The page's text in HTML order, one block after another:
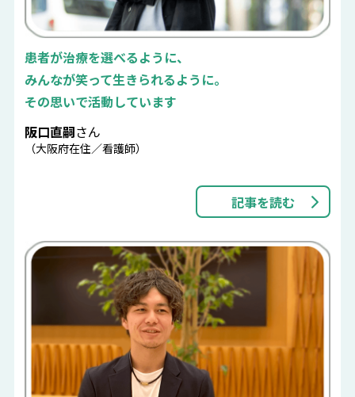
患者が治療を選べるように、
みんなが笑って生きられるように。
その思いで活動しています
阪口直嗣さん
（大阪府在住／看護師）
記事を読む